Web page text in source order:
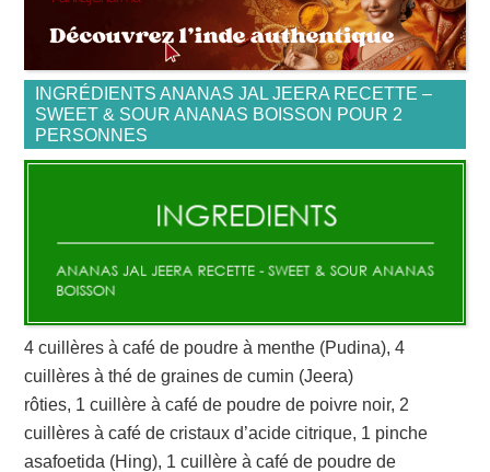
INGRÉDIENTS ANANAS JAL JEERA RECETTE –
SWEET & SOUR ANANAS BOISSON POUR 2
PERSONNES
4 cuillères à café de poudre à menthe (Pudina), 4
cuillères à thé de graines de cumin (Jeera)
rôties, 1 cuillère à café de poudre de poivre noir, 2
cuillères à café de cristaux d’acide citrique, 1 pinche
asafoetida (Hing), 1 cuillère à café de poudre de